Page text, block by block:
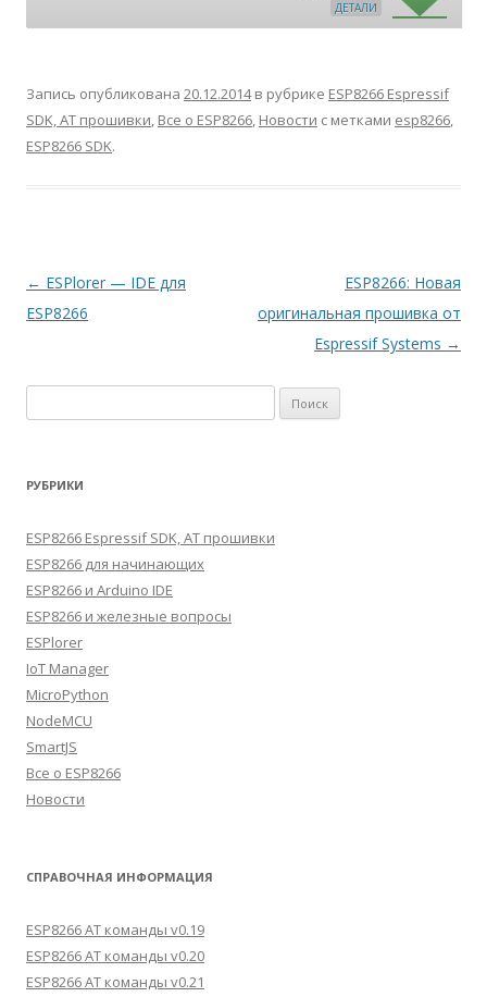
ДЕТАЛИ
Запись опубликована 20.12.2014в рубрике ESP8266 Espressif
SDK, AT прошивки, Все о ESP8266, Новости с метками esp8266,
ESP8266 SDK.
Навигация
по
← ESPlorer — IDE для
ESP8266
ESP8266: Новая
оригинальная прошивка от
Espressif Systems →
РУБРИКИ
ESP8266 Espressif SDK, AT прошивки
ESP8266 для начинающих
ESP8266 и Arduino IDE
ESP8266 и железные вопросы
ESPlorer
IoT Manager
MicroPython
NodeMCU
SmartJS
Все о ESP8266
Новости
СПРАВОЧНАЯ ИНФОРМАЦИЯ
ESP8266 AT команды v0.19
ESP8266 AT команды v0.20
ESP8266 AT команды v0.21